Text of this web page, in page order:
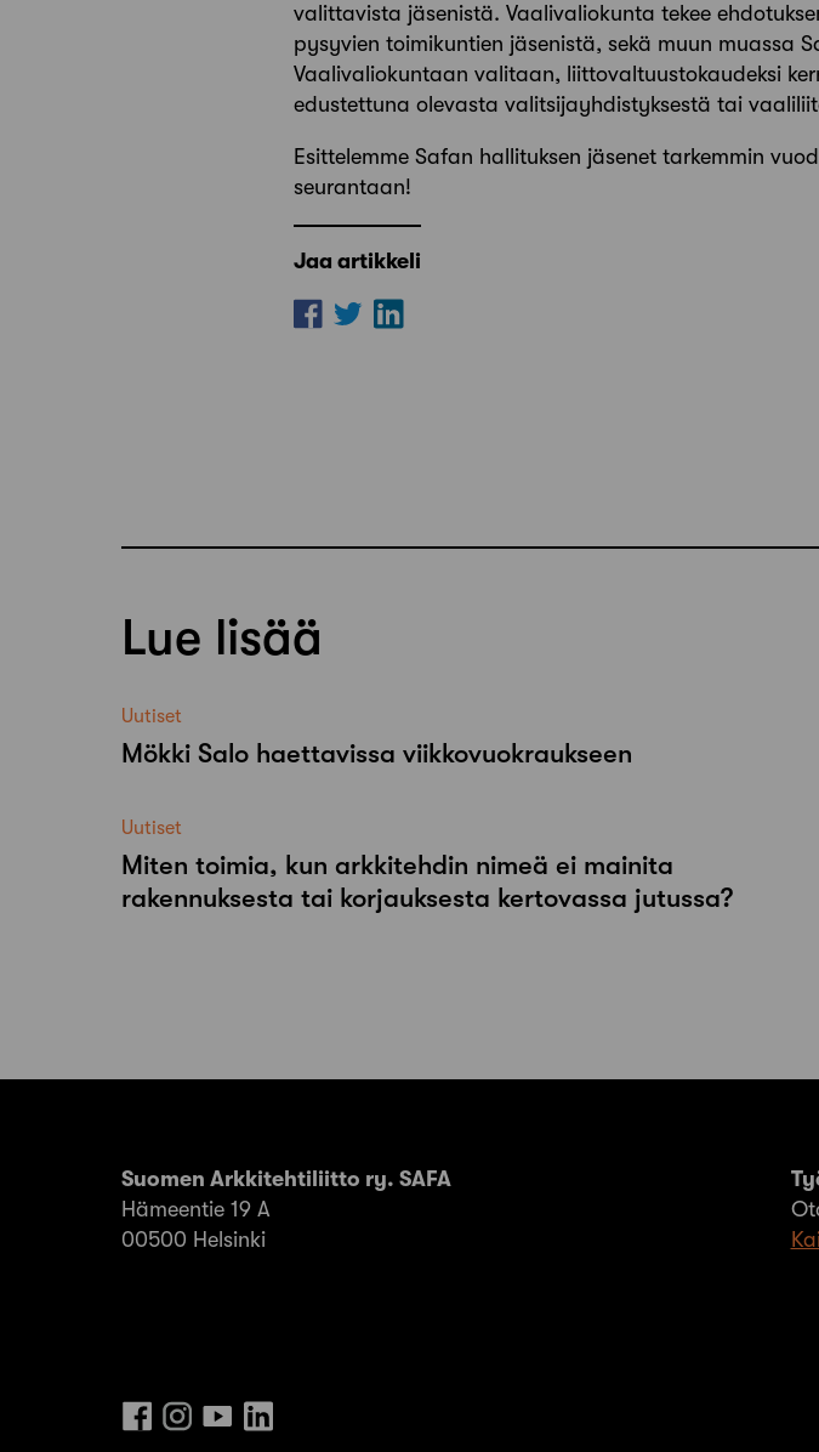
valittavista jäsenistä. Vaalivaliokunta tekee
pysyvien toimikuntien jäsenistä, sekä muun muassa
Vaalivaliokuntaan valitaan, liittovaltuustokaudeksi
edustettuna olevasta valitsijayhdistyksestä tai
Esittelemme Safan hallituksen jäsenet tarkemmin
seurantaan!
Jaa artikkeli
Lue lisää
Uutiset
Mökki Salo haettavissa viikkovuokraukseen
Uutiset
Miten toimia, kun arkkitehdin nimeä ei mainita
rakennuksesta tai korjauksesta kertovassa jutussa?
Suomen Arkkitehtiliitto ry. SAFA
Hämeentie 19 A
00500 Helsinki